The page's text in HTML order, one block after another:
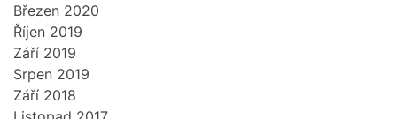
Březen 2020
Říjen 2019
Září 2019
Srpen 2019
Září 2018